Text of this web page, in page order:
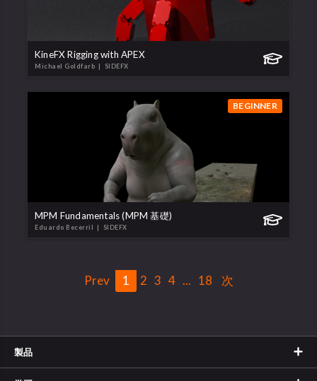
KineFX Rigging with APEX
Michael Goldfarb | SIDEFX
BEGINNER
MPM Fundamentals (MPM 基礎)
Eduardo Becerril | SIDEFX
Prev 1 2 3 4 ... 18 次
製品